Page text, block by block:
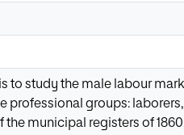
to study the male labour
professional groups:
municipal registers of